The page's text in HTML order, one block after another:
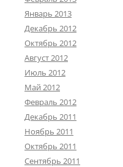
Январь 2013
Декабрь 2012
Октябрь 2012
Август 2012
Июль 2012
Май 2012
Февраль 2012
Декабрь 2011
Ноябрь 2011
Октябрь 2011
Сентябрь 2011